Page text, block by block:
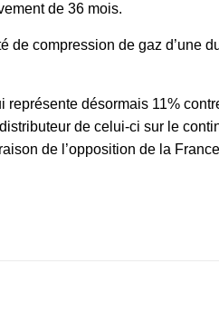
de 36 mois.
compression de gaz d’une
désormais 11%
de celui-ci sur le
de l’opposition de la